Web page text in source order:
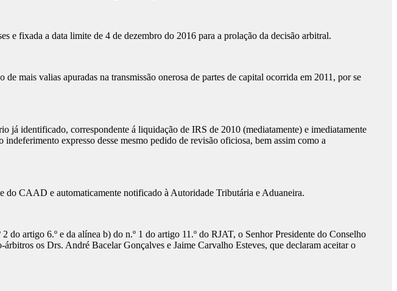
e fixada a data limite de 4 de dezembro do 2016 para a prolação da decisão arbitral.
mais valias apuradas na transmissão onerosa de partes de capital ocorrida em 2011, por se
já identificado, correspondente á liquidação de IRS de 2010 (mediatamente) e imediatamente
expresso desse mesmo pedido de revisão oficiosa, bem assim como a
do CAAD e automaticamente notificado à Autoridade Tributária e Aduaneira.
artigo 6.º e da alínea b) do n.º 1 do artigo 11.º do RJAT, o Senhor Presidente do Conselho
os Drs. André Bacelar Gonçalves e Jaime Carvalho Esteves, que declaram aceitar o